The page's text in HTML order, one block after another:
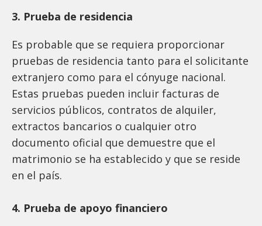
3. Prueba de residencia
Es probable que se requiera proporcionar
pruebas de residencia tanto para el solicitante
extranjero como para el cónyuge nacional.
Estas pruebas pueden incluir facturas de
servicios públicos, contratos de alquiler,
extractos bancarios o cualquier otro
documento oficial que demuestre que el
matrimonio se ha establecido y que se reside
en el país.
4. Prueba de apoyo financiero